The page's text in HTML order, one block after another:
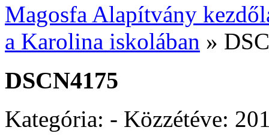
Magosfa Alapítvány
a Karolina iskolában »
DSCN4175
Kategória: - Közzétéve: